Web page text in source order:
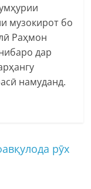
музокирот бо
Раҳмон
дар
намуданд.
рӯх